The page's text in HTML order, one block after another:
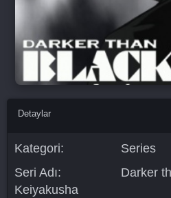
Detaylar
Kategori:
Series
Seri Adı:
Darker
Keiyakusha